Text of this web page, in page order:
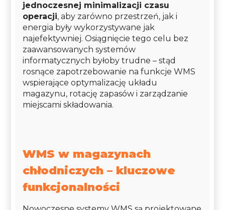
jednoczesnej minimalizacji czasu
operacji, aby zarówno przestrzeń, jak i
energia były wykorzystywane jak
najefektywniej. Osiągnięcie tego celu bez
zaawansowanych systemów
informatycznych byłoby trudne – stąd
rosnące zapotrzebowanie na funkcje WMS
wspierające optymalizację układu
magazynu, rotację zapasów i zarządzanie
miejscami składowania.
WMS w magazynach
chłodniczych – kluczowe
funkcjonalności